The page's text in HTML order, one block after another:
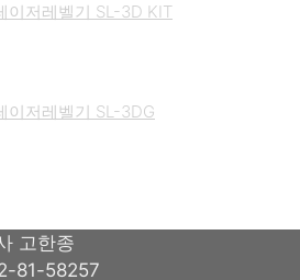
이저레벨기 SL-3D KIT
이저레벨기 SL-3DG
고한종
81-58257